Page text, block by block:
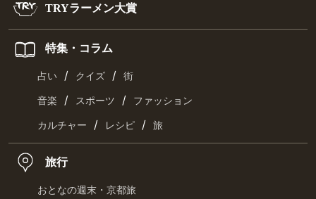
TRYラーメン大賞
特集・コラム
占い / クイズ / 街
音楽 / スポーツ / ファッション
カルチャー / レシピ / 旅
旅行
おとなの週末・京都旅